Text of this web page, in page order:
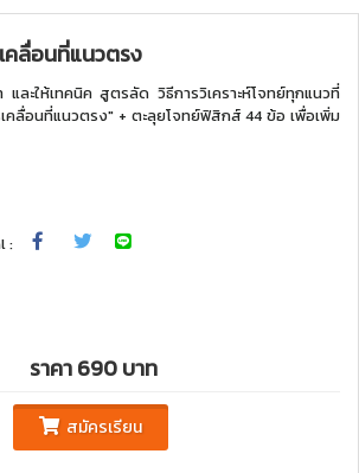
คลื่อนที่แนวตรง
และให้เทคนิค สูตรลัด วิธีการวิเคราะห์โจทย์ทุกแนวที่
คลื่อนที่แนวตรง" + ตะลุยโจทย์ฟิสิกส์ 44 ข้อ เพื่อเพิ่ม
:
ราคา 690 บาท
สมัครเรียน